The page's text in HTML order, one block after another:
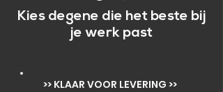
Kies degene die het beste bij
je werk past
>> KLAAR VOOR LEVERING >>